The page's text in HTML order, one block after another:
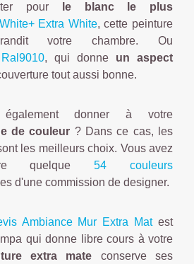
pour
le blanc le plus
Extra White, cette peinture
votre chambre. Ou
, qui donne un aspect
tout aussi bonne.
également donner à votre
de couleur ? Dans ce cas, les
les meilleurs choix. Vous avez
quelque54 couleurs
d'une commission de designer.
Ambiance Mur Extra Matest
qui donne libre cours à votre
extra mate conserve ses